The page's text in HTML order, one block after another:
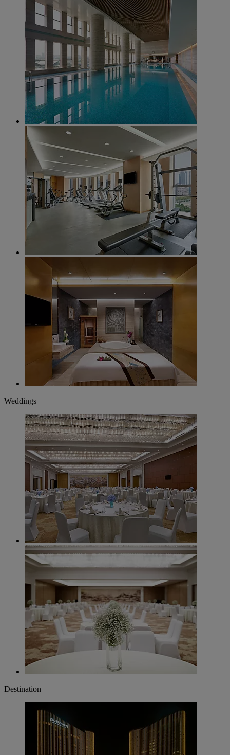
Weddings
Destination